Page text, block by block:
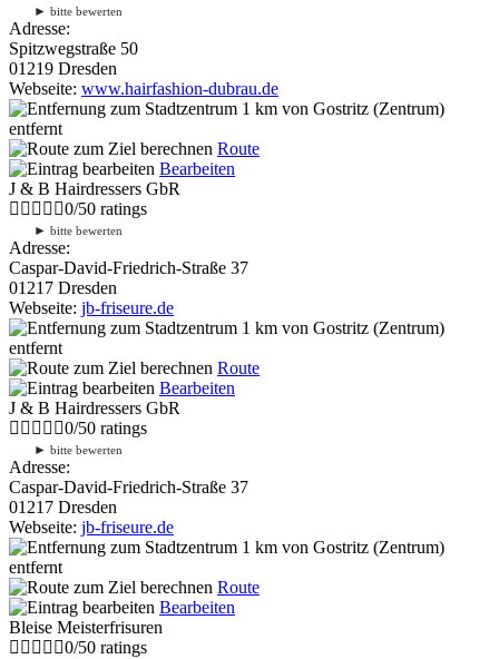
► bitte bewerten
Adresse:
Spitzwegstraße 50
01219 Dresden
Webseite: www.hairfashion-dubrau.de
1 km von Gostritz (Zentrum)
entfernt
Route
Bearbeiten
J & B Hairdressers GbR
0/50 ratings
► bitte bewerten
Adresse:
Caspar-David-Friedrich-Straße 37
01217 Dresden
Webseite: jb-friseure.de
1 km von Gostritz (Zentrum)
entfernt
Route
Bearbeiten
J & B Hairdressers GbR
0/50 ratings
► bitte bewerten
Adresse:
Caspar-David-Friedrich-Straße 37
01217 Dresden
Webseite: jb-friseure.de
1 km von Gostritz (Zentrum)
entfernt
Route
Bearbeiten
Bleise Meisterfrisuren
0/50 ratings